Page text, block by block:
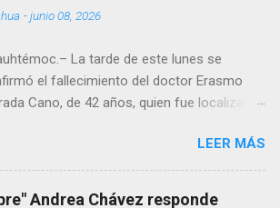
-junio 08, 2026
La tarde de este lunes se
el fallecimiento del doctor Erasmo
Cano, de 42 años, quien fue localizado
ubicada en el kilómetro 10 del
Comercial. Según reportes el médico
habría quitado la vida mientras permanecía
LEER MÁS
Andrea Chávez responde